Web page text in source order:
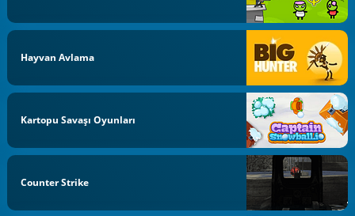
Hayvan Avlama
Kartopu Savaşı Oyunları
Counter Strike